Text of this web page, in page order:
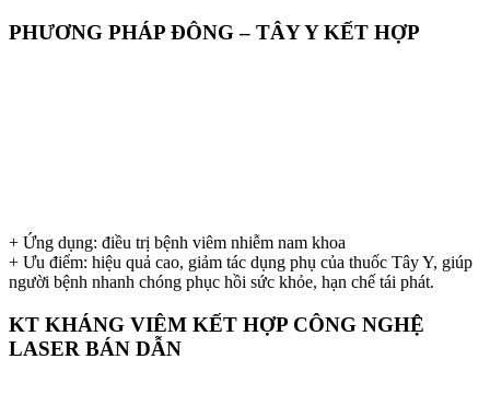
PHƯƠNG PHÁP ĐÔNG – TÂY Y KẾT HỢP
+ Ứng dụng: điều trị bệnh viêm nhiễm nam khoa
+ Ưu điểm: hiệu quả cao, giảm tác dụng phụ của thuốc Tây Y, giúp
người bệnh nhanh chóng phục hồi sức khỏe, hạn chế tái phát.
KT KHÁNG VIÊM KẾT HỢP CÔNG NGHỆ
LASER BÁN DẪN